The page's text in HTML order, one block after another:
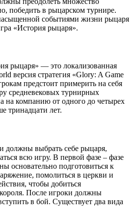
победить в рыцарском турнире.
событиями жизни рыцаря
«История рыцаря».
рыцаря» — это локализованная
версия стратегия «Glory: A Game
предстоит примерить на себя
средневековых турнирных
на компанию от одного до четырех
тринадцати лет.
должны выбрать себе рыцаря,
всю игру. В первой фазе – фазе
основательно подготовиться к
помолиться в церкви и
чтобы добиться
После игроки должны
в бой. Существует два вида